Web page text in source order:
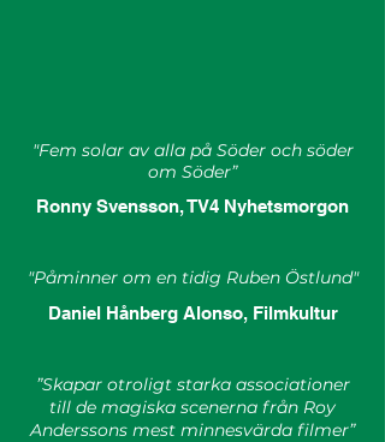
"Fem solar av alla på Söder och söder
om Söder”
Ronny Svensson, TV4 Nyhetsmorgon
"Påminner om en tidig Ruben Östlund"
Daniel Hånberg Alonso, Filmkultur
”Skapar otroligt starka associationer
till de magiska scenerna från Roy
Anderssons mest minnesvärda filmer”